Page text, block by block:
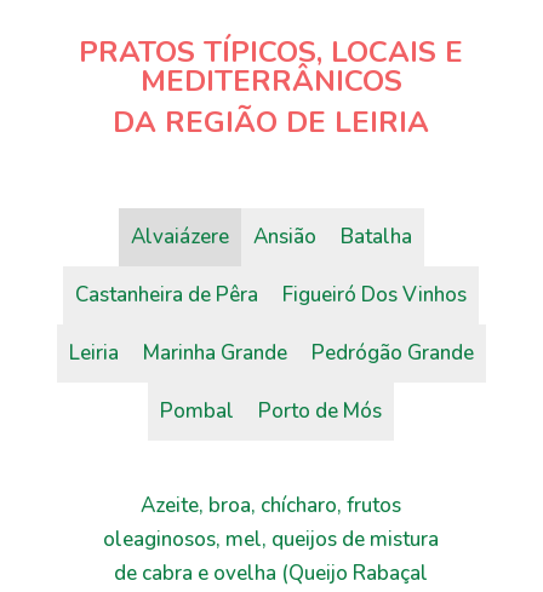
PRATOS TÍPICOS, LOCAIS E
MEDITERRÂNICOS
DA REGIÃO DE LEIRIA
Alvaiázere Ansião Batalha
Castanheira de Pêra Figueiró Dos Vinhos
Leiria Marinha Grande Pedrógão Grande
Pombal Porto de Mós
Azeite, broa, chícharo, frutos
oleaginosos, mel, queijos de mistura
de cabra e ovelha (Queijo Rabaçal